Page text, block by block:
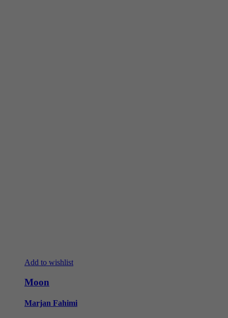
Add to wishlist
Moon
Marjan Fahimi